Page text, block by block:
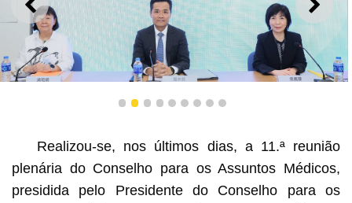
ANTERIOR
O Presidente do Conselho para os Assuntos Médicos
Ung Pui Kun e a Secretária-Geral do CAM, Dra. Leong
Pui San
1 2 3 4 5 6 7 8 9
Realizou-se, nos últimos dias, a 11.ª reunião
plenária do Conselho para os Assuntos Médicos,
presidida pelo Presidente do Conselho para os